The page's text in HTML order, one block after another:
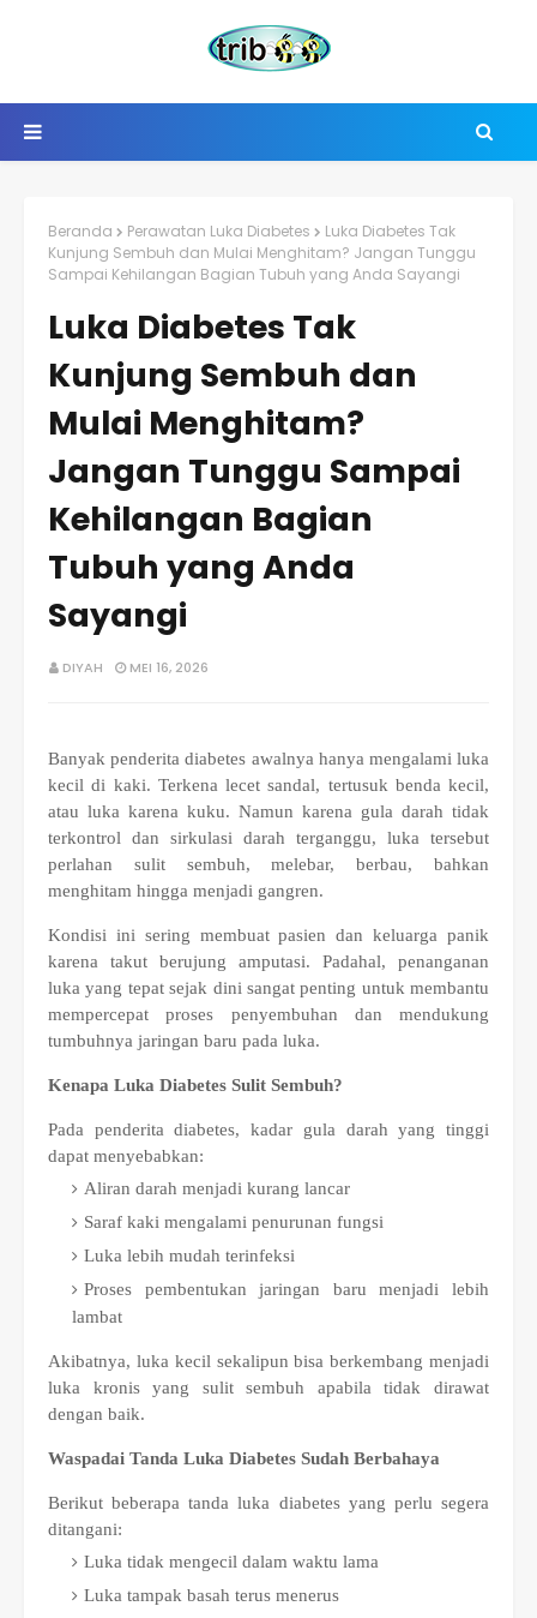
Beranda Perawatan Luka Diabetes
Luka Diabetes Tak
Kunjung Sembuh dan Mulai Menghitam? Jangan Tunggu
Sampai Kehilangan Bagian Tubuh yang Anda Sayangi
Luka Diabetes Tak
Kunjung Sembuh dan
Mulai Menghitam?
Jangan Tunggu Sampai
Kehilangan Bagian
Tubuh yang Anda
Sayangi
DIYAH MEI 16, 2026
Banyak penderita diabetes awalnya hanya mengalami luka
kecil di kaki. Terkena lecet sandal, tertusuk benda kecil,
atau luka karena kuku. Namun karena gula darah tidak
terkontrol dan sirkulasi darah terganggu, luka tersebut
perlahan sulit sembuh, melebar, berbau, bahkan
menghitam hingga menjadi gangren.
Kondisi ini sering membuat pasien dan keluarga panik
karena takut berujung amputasi. Padahal, penanganan
luka yang tepat sejak dini sangat penting untuk membantu
mempercepat proses penyembuhan dan mendukung
tumbuhnya jaringan baru pada luka.
Kenapa Luka Diabetes Sulit Sembuh?
Pada penderita diabetes, kadar gula darah yang tinggi
dapat menyebabkan:
Aliran darah menjadi kurang lancar
Saraf kaki mengalami penurunan fungsi
Luka lebih mudah terinfeksi
Proses pembentukan jaringan baru menjadi lebih
lambat
Akibatnya, luka kecil sekalipun bisa berkembang menjadi
luka kronis yang sulit sembuh apabila tidak dirawat
dengan baik.
Waspadai Tanda Luka Diabetes Sudah Berbahaya
Berikut beberapa tanda luka diabetes yang perlu segera
ditangani:
Luka tidak mengecil dalam waktu lama
Luka tampak basah terus menerus